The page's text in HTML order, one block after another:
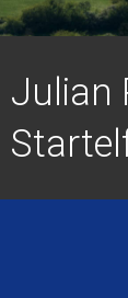
Julian